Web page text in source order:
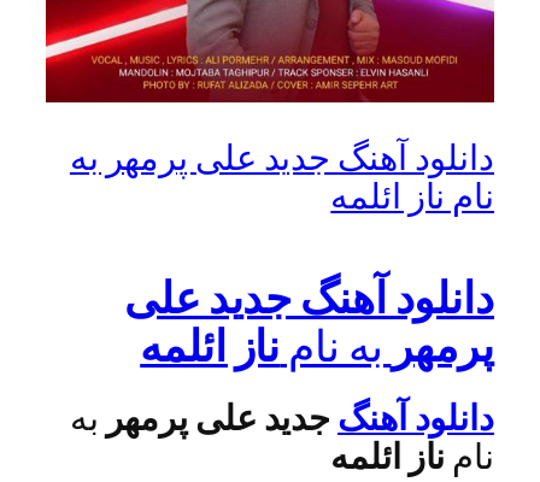
دانلود آهنگ جدید علی پرمهر به
نام ناز ائلمه
دانلود آهنگ جدید علی
پرمهر به نام ناز ائلمه
دانلود آهنگ جدید علی پرمهر به
نام ناز ائلمه